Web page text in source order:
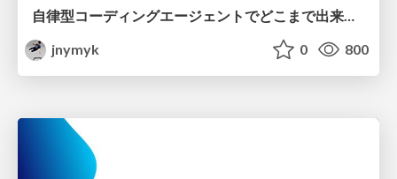
自律型コーディングエージェントでどこまで出来るかやってみる~ Claude Code vs GitHub Copilot(Agent mode) ~ / How Far Can Autonomous Coding Agents Go? ~Claude Code vs GitHub Copilot (Agent Mode)~
jnymyk
0 800